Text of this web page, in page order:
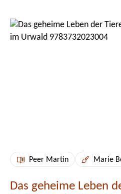
Bildergalerie überspringen
Peer Martin Marie
Das geheime Leben